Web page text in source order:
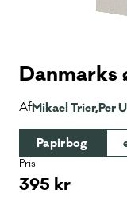
Danmarks
AfMikael Trier,Per
Papirbog
Pris
395 kr